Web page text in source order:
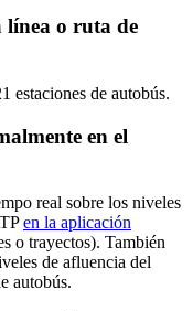
línea o ruta de
estaciones de autobús.
en el
real sobre los niveles
en la aplicación
o trayectos). También
de afluencia del
autobús.